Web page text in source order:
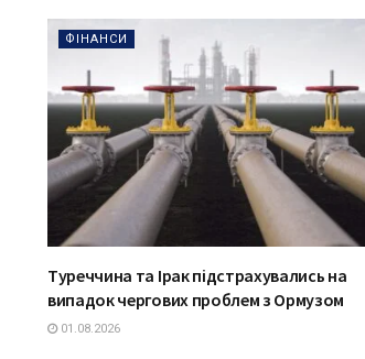
ФІНАНСИ
Туреччина та Ірак підстрахувались на
випадок чергових проблем з Ормузом
01.08.2026